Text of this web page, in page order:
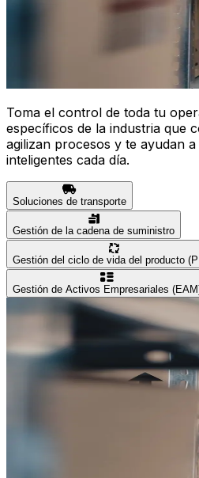
Toma el control de toda tu
específicos de la industria que
agilizan procesos y te ayudan
inteligentes cada día.
Soluciones de transporte
Gestión de la cadena de suministro
Gestión del ciclo de vida del producto
Gestión de Activos Empresariales